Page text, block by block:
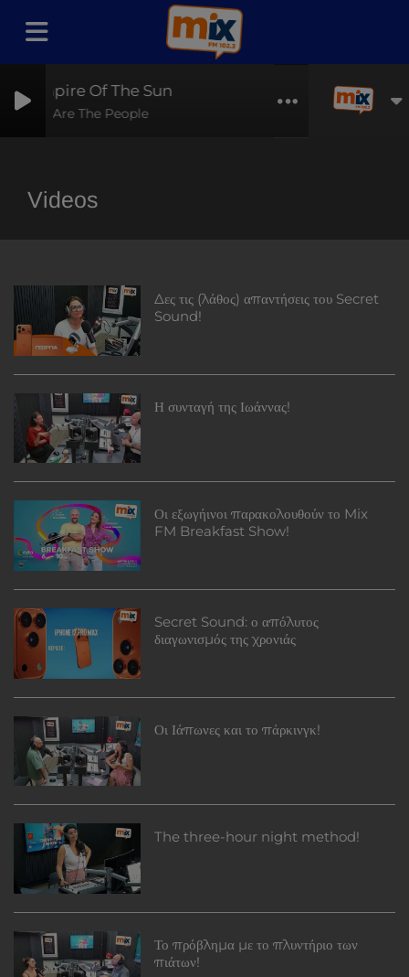
Empire Of The Sun
We Are The People
Videos
Δες τις (λάθος) απαντήσεις του Secret
Sound!
Η συνταγή της Ιωάννας!
Οι εξωγήινοι παρακολουθούν το Mix
FM Breakfast Show!
Secret Sound: ο απόλυτος
διαγωνισμός της χρονιάς
Οι Ιάπωνες και το πάρκινγκ!
The three-hour night method!
Το πρόβλημα με το πλυντήριο των
πιάτων!